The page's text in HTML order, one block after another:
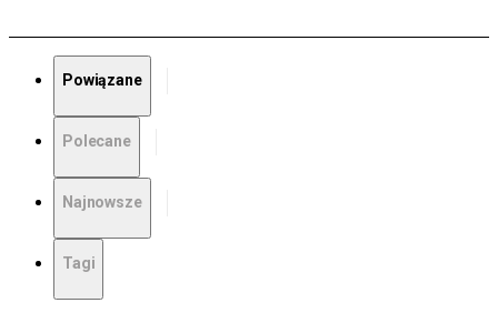
Powiązane
Polecane
Najnowsze
Tagi